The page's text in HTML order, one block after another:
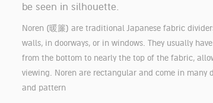
be seen in silhouette.
Noren (暖簾) are traditional Japanese fabric
walls, in doorways, or in windows. They usually
from the bottom to nearly the top of the fabric,
viewing. Noren are rectangular and come in many
and pattern